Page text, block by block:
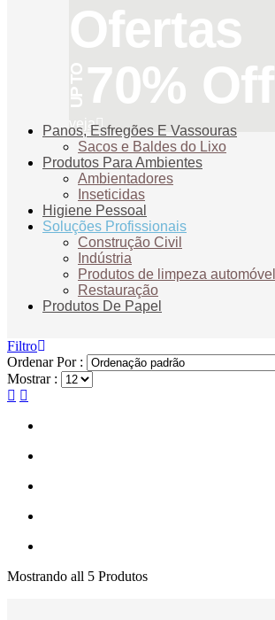
Ofertas
UP TO70% Off
veja
Panos, Esfregões E Vassouras
Sacos e Baldes do Lixo
Produtos Para Ambientes
Ambientadores
Inseticidas
Higiene Pessoal
Soluções Profissionais
Construção Civil
Indústria
Produtos de limpeza automóvel
Restauração
Produtos De Papel
Filtro
Ordenar Por :
Mostrar :
Mostrando all 5 Produtos